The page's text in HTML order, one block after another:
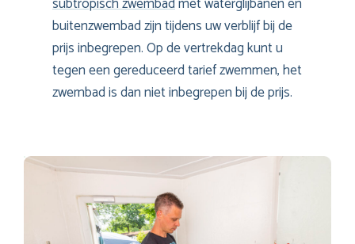
buitenzwembad zijn tijdens uw verblijf bij de
prijs inbegrepen. Op de vertrekdag kunt u
tegen een gereduceerd tarief zwemmen, het
zwembad is dan niet inbegrepen bij de prijs.